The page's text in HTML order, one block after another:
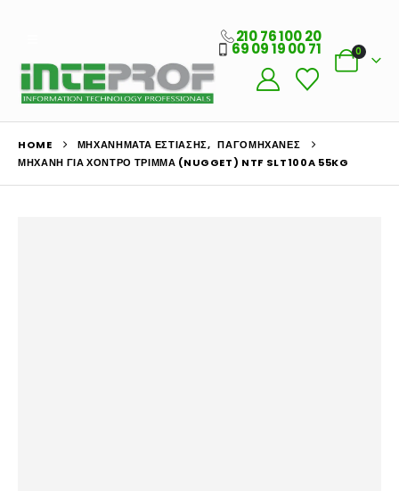
210 76 100 20
69 09 19 00 71 0
HOME ΜΗΧΑΝΉΜΑΤΑ ΕΣΤΊΑΣΗΣ, ΠΑΓΟΜΗΧΑΝΈΣ
ΜΗΧΑΝΉ ΓΙΑ ΧΟΝΤΡΌ ΤΡΊΜΜΑ (NUGGET) NTF SLT100A 55KG